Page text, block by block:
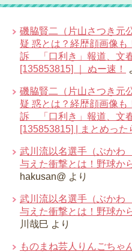
磯脇賢二（片山さつき元
疑 惑とは？経歴顔画像も
訴 「口利き」報道、文
[135853815] ｜ ぬー速！
磯脇賢二（片山さつき元
疑 惑とは？経歴顔画像も
訴 「口利き」報道、文
[135853815] | まとめった
武川流以名選手（ぶか
与えた衝撃とは！野球か
hakusan@ より
武川流以名選手（ぶか
与えた衝撃とは！野球か
川哉巳 より
ものまね芸人りんごちゃ